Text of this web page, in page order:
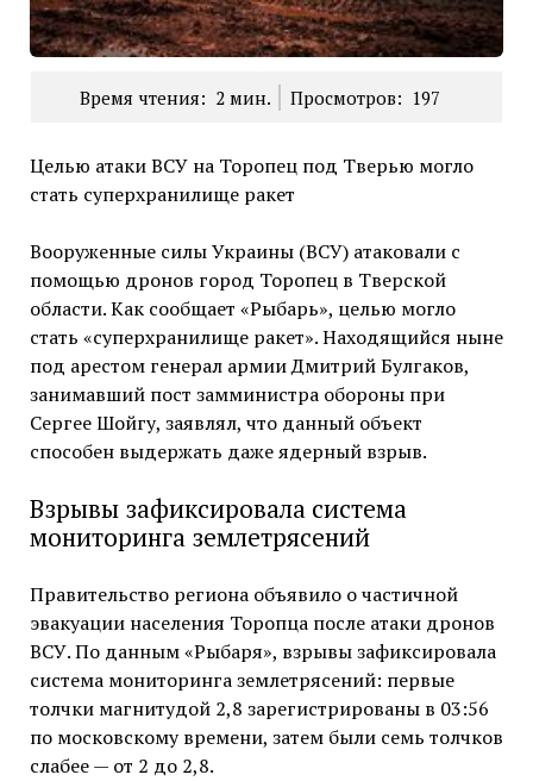
Время чтения: 2 мин. Просмотров: 197
Целью атаки ВСУ на Торопец под Тверью могло
стать суперхранилище ракет
Вооруженные силы Украины (ВСУ) атаковали с
помощью дронов город Торопец в Тверской
области. Как сообщает «Рыбарь», целью могло
стать «суперхранилище ракет». Находящийся ныне
под арестом генерал армии Дмитрий Булгаков,
занимавший пост замминистра обороны при
Сергее Шойгу, заявлял, что данный объект
способен выдержать даже ядерный взрыв.
Взрывы зафиксировала система
мониторинга землетрясений
Правительство региона объявило о частичной
эвакуации населения Торопца после атаки дронов
ВСУ. По данным «Рыбаря», взрывы зафиксировала
система мониторинга землетрясений: первые
толчки магнитудой 2,8 зарегистрированы в 03:56
по московскому времени, затем были семь толчков
слабее — от 2 до 2,8.